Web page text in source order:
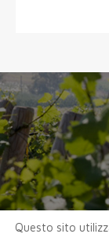
Questo sito